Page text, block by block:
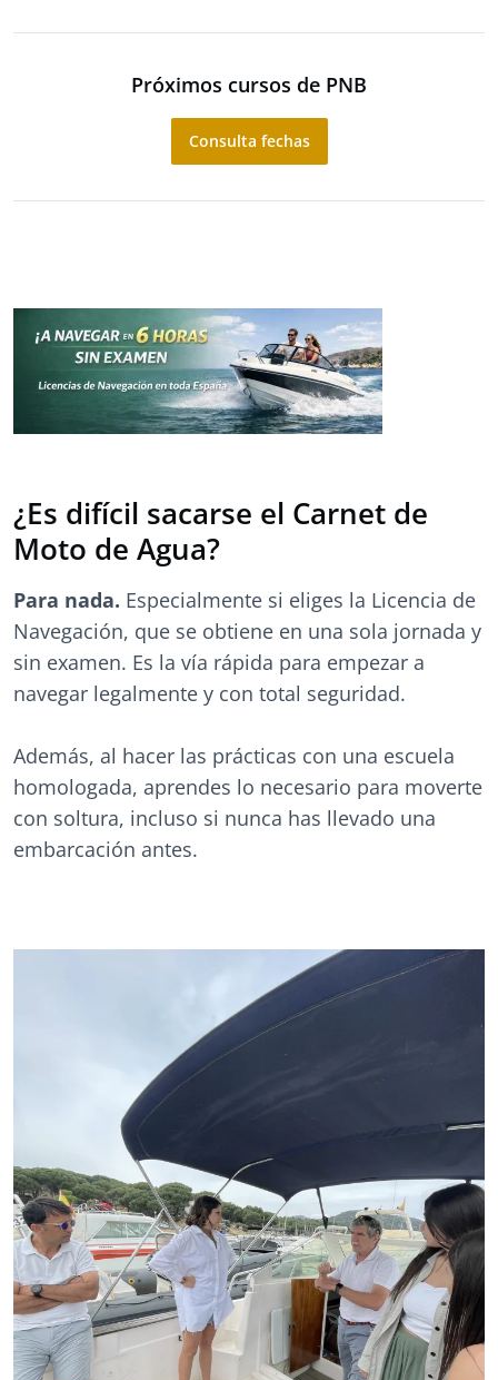
Próximos cursos de PNB
Consulta fechas
¿Es difícil sacarse el Carnet de
Moto de Agua?
Para nada. Especialmente si eliges la Licencia de
Navegación, que se obtiene en una sola jornada y
sin examen. Es la vía rápida para empezar a
navegar legalmente y con total seguridad.
Además, al hacer las prácticas con una escuela
homologada, aprendes lo necesario para moverte
con soltura, incluso si nunca has llevado una
embarcación antes.